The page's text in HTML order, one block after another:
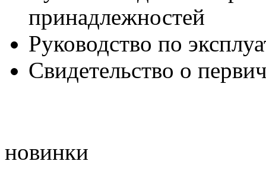
принадлежностей
Руководство по
Свидетельство о
новинки